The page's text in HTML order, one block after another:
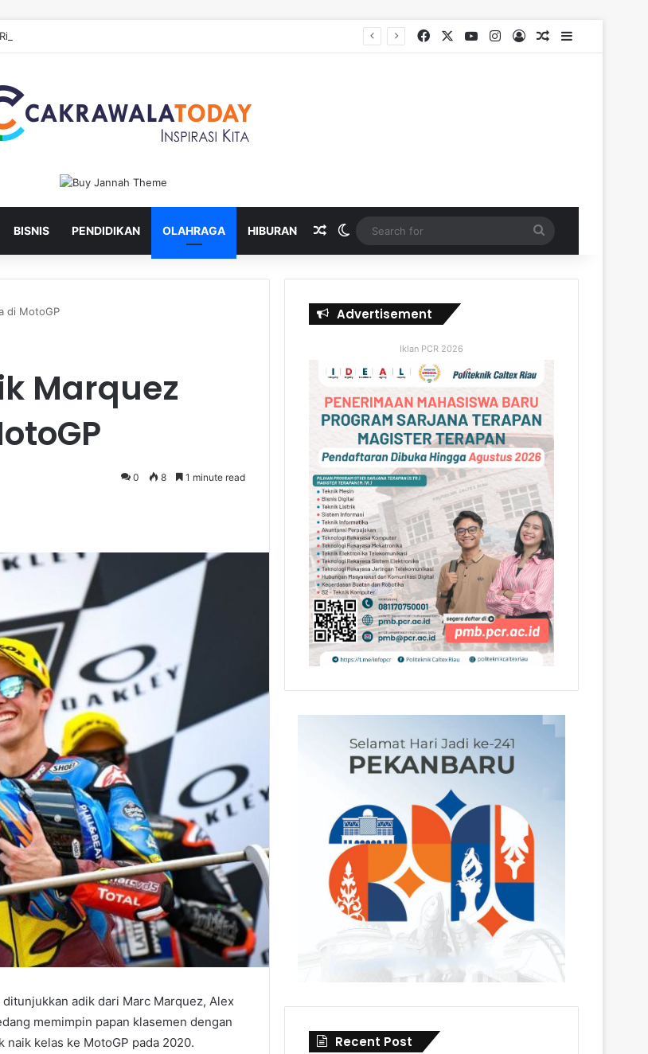
FacebookYouTubeInstagram
Log InRandom Article
Sidebar
BISNIS PENDIDIKAN OLAHRAGA HIBURAN Random Article
Switch skin
for
di MotoGP
Marquez
0 8 1 minute read
adik dari Marc Marquez, Alex
memimpin papan klasemen dengan
naik kelas ke MotoGP pada 2020.
Advertisement
Iklan PCR 2026
Recent Post